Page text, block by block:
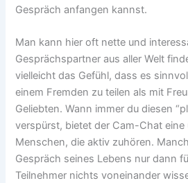
Gespräch anfangen kannst.
Man kann hier oft nette und
Gesprächspartner aus aller Welt
vielleicht das Gefühl, dass es
einem Fremden zu teilen als mit
Geliebten. Wann immer du diesen
verspürst, bietet der Cam-Chat eine
Menschen, die aktiv zuhören.
Gespräch seines Lebens nur dann
Teilnehmer nichts voneinander